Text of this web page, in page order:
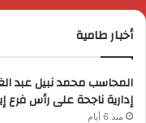
أخبار طامية
المحاسب محمد نبيل عبد
إدارية ناجحة على رأس فرع
منذ 6 أيام